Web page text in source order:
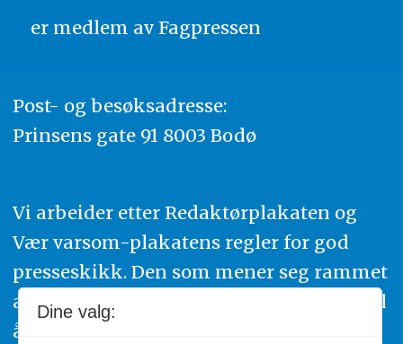
er medlem av Fagpressen
Post- og besøksadresse:
Prinsens gate 91 8003 Bodø
Vi arbeider etter Redaktørplakaten og
Vær varsom-plakatens regler for god
presseskikk. Den som mener seg rammet
av urettmessig publisering, oppfordres til
å ta kontakt med redaksjonen. Du kan
Dine valg: